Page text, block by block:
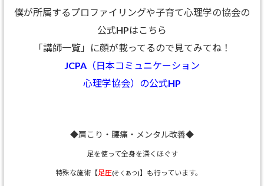
僕が所属するプロファイリングや子育て心理学の協会の
公式HPはこちら
「講師一覧」に顔が載ってるので見てみてね！
JCPA（日本コミュニケーション
心理学協会）の公式HP
◆肩こり・腰痛・メンタル改善◆
足を使って全身を深くほぐす
特殊な施術【足圧(そくあつ)】も行っています。